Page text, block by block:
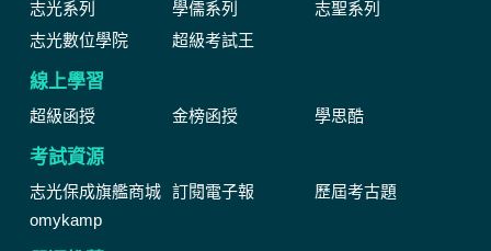
志光系列 學儒系列
志聖系列
志光數位學院
超級考試王
線上學習
超級函授 金榜函授 學思酷
考試資源
志光保成旗艦商城 訂閱電子報
歷屆考古題
omykamp